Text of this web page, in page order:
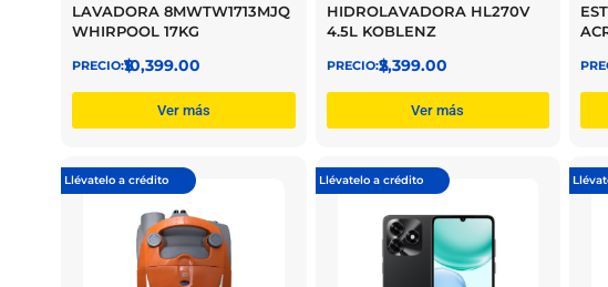
LAVADORA 8MWTW1713MJQ
WHIRPOOL 17KG
$
10,399.00
Ver más
HIDROLAVADORA HL270V
4.5L KOBLENZ
$
2,399.00
Ver más
Llévatelo a crédito Llévatelo a crédito